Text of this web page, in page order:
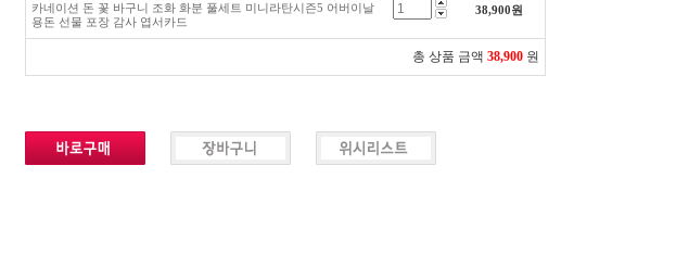
카네이션 돈 꽃 바구니 조화 화분 풀세트 미니라탄시즌5 어버이날
용돈 선물 포장 감사 엽서카드
38,900원
총 상품 금액 38,900 원